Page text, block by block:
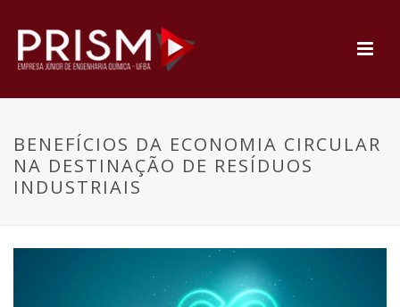
BENEFÍCIOS DA ECONOMIA CIRCULAR
NA DESTINAÇÃO DE RESÍDUOS
INDUSTRIAIS